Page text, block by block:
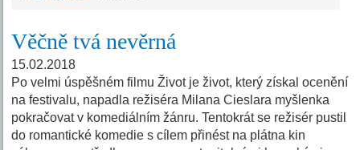
Věčně tvá nevěrná
15.02.2018
Po velmi úspěšném filmu Život je život, který získal ocenění
na festivalu, napadla režiséra Milana Cieslara myšlenka
pokračovat v komediálním žánru. Tentokrát se režisér pustil
do romantické komedie s cílem přinést na plátna kin